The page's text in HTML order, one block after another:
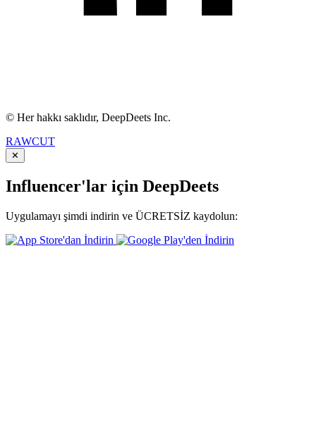
© Her hakkı saklıdır, DeepDeets Inc.
RAWCUT
✕
Influencer'lar için DeepDeets
Uygulamayı şimdi indirin ve ÜCRETSİZ kaydolun: